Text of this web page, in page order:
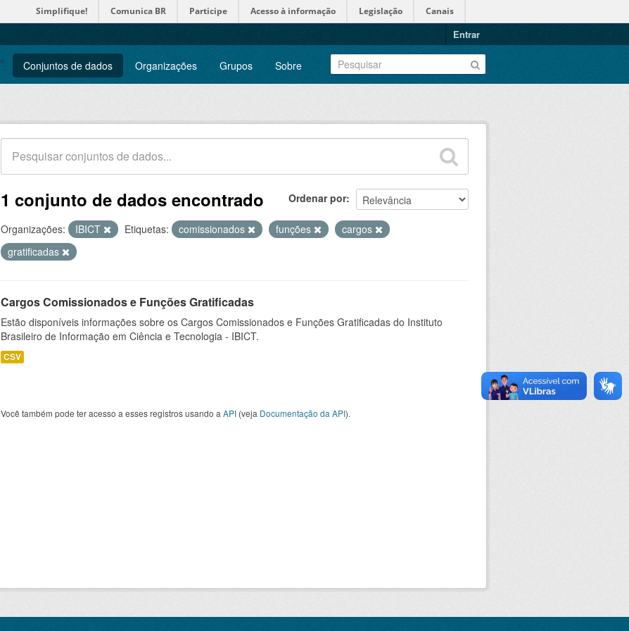
Simplifique! Comunica BR Participe Acesso à informação Legislação Canais
Entrar
Conjuntos de dados Organizações Grupos Sobre
Ordenar por
1 conjunto de dados encontrado
Organizações: IBICT Etiquetas: comissionados funções
cargos
gratificadas
Cargos Comissionados e Funções Gratificadas
Estão disponíveis informações sobre os Cargos Comissionados e Funções Gratificadas do Instituto
Brasileiro de Informação em Ciência e Tecnologia - IBICT.
CSV
Você também pode ter acesso a esses registros usando a API (veja Documentação da API).